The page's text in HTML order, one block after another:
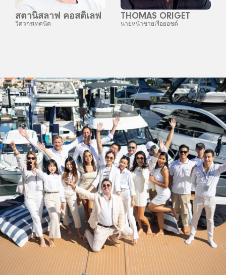
สตานิสลาฟ คอสติเลฟ
วิศวกรเทคนิค
THOMAS ORIGET
นายหน้าขายเรือยอชต์